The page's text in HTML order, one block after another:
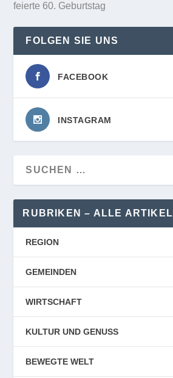
feierte 60. Geburtstag
FOLGEN SIE UNS
FACEBOOK
INSTAGRAM
RUBRIKEN – ALLE ARTIKEL
REGION
GEMEINDEN
WIRTSCHAFT
KULTUR UND GENUSS
BEWEGTE WELT